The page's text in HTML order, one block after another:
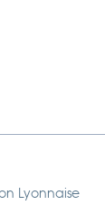
Lyonnaise